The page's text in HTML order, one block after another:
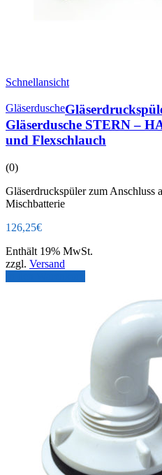
Schnellansicht
Gläserdusche
Gläserdusche STERN –
und Flexschlauch
(0)
Gläserdruckspüler zum Anschluss
Mischbatterie
126,25€
Enthält 19% MwSt.
zzgl. Versand